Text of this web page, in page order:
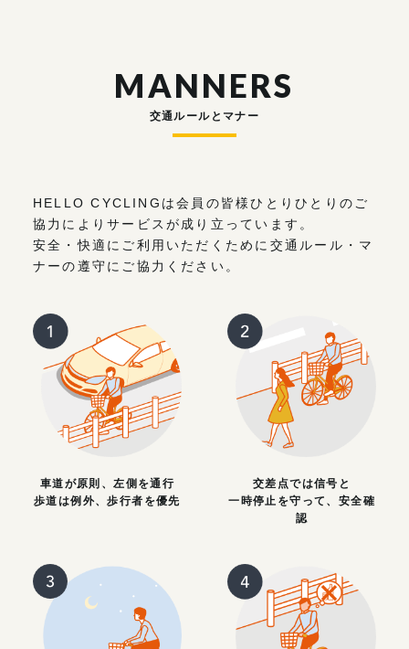
MANNERS
交通ルールとマナー
HELLO CYCLINGは会員の皆様ひとりひとりのご
協力によりサービスが成り立っています。
安全・快適にご利用いただくために交通ルール・マ
ナーの遵守にご協力ください。
車道が原則、左側を通行
歩道は例外、歩行者を優先
交差点では信号と
一時停止を守って、安全確
認